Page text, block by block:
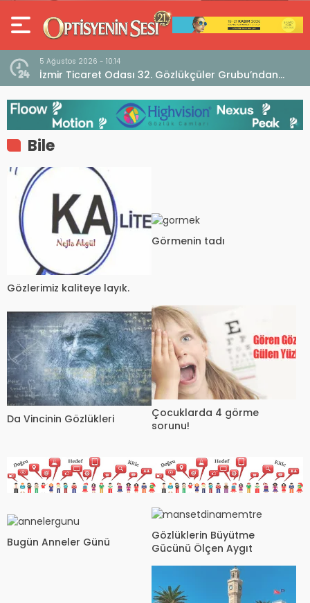
5 Ağustos 2026 - 10:14
İzmir Ticaret Odası 32. Gözlükçüler Grubu’ndan
TEBD II DigitaliSME Dijital Dönüşüm Projesi açıklaması
Bile
Gözlerimiz kaliteye layık.
Görmenin tadı
Da Vincinin Gözlükleri
Çocuklarda 4 görme
sorunu!
Bugün Anneler Günü
Gözlüklerin Büyütme
Gücünü Ölçen Aygıt